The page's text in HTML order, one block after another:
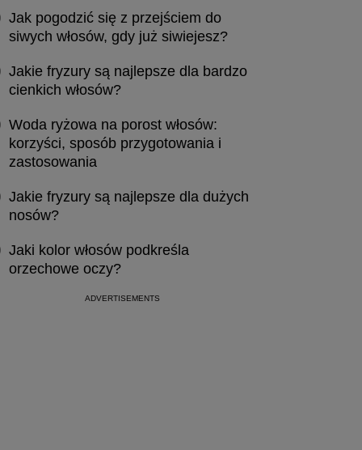
Jak pogodzić się z przejściem do
siwych włosów, gdy już siwiejesz?
Jakie fryzury są najlepsze dla bardzo
cienkich włosów?
Woda ryżowa na porost włosów:
korzyści, sposób przygotowania i
zastosowania
Jakie fryzury są najlepsze dla dużych
nosów?
Jaki kolor włosów podkreśla
orzechowe oczy?